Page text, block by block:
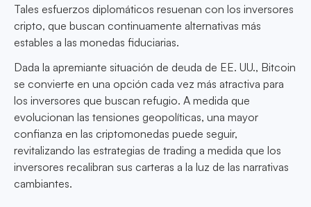
Tales esfuerzos diplomáticos resuenan con los inversores
cripto, que buscan continuamente alternativas más
estables a las monedas fiduciarias.
Dada la apremiante situación de deuda de EE. UU., Bitcoin
se convierte en una opción cada vez más atractiva para
los inversores que buscan refugio. A medida que
evolucionan las tensiones geopolíticas, una mayor
confianza en las criptomonedas puede seguir,
revitalizando las estrategias de trading a medida que los
inversores recalibran sus carteras a la luz de las narrativas
cambiantes.